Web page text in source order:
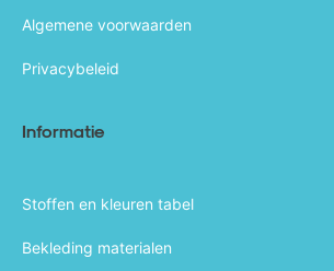
Algemene voorwaarden
Privacybeleid
Informatie
Stoffen en kleuren tabel
Bekleding materialen